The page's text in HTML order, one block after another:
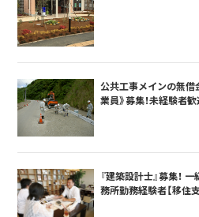
公共工事メインの無借
業員》募集！未経験者歓
『建築設計士』募集！
務所勤務経験者【移住